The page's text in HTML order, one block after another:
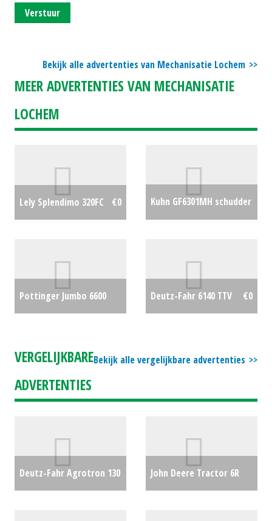
Verstuur
Bekijk alle advertenties van Mechanisatie Lochem
MEER ADVERTENTIES VAN MECHANISATIE
LOCHEM
Lely Splendimo 320FC €0
Kuhn GF6301MH schudder
Pottinger Jumbo 6600
Deutz-Fahr 6140 TTV €0
Bekijk alle vergelijkbare advertenties
VERGELIJKBARE
ADVERTENTIES
Deutz-Fahr Agrotron 130
John Deere Tractor 6R